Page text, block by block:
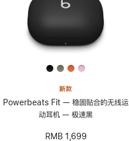
新款
Powerbeats Fit — 稳固贴合的无线运
动耳机 — 极速黑
RMB 1,699